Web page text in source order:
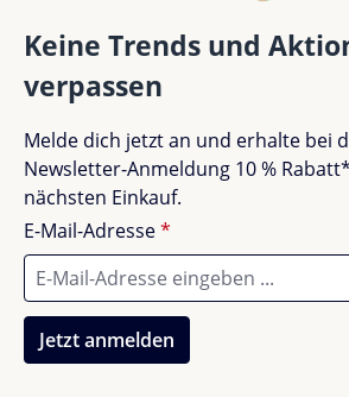
Akzeptierbar (0)
Unbefriedigend (0)
Bewerte dieses Produkt!
Teile deine Erfahrungen mit anderen
Keine Trends und
verpassen
Melde dich jetzt an und erhalte bei
Newsletter-Anmeldung 10 %
nächsten Einkauf.
E-Mail-Adresse*
Jetzt anmelden